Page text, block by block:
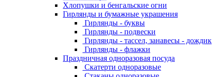
Хлопушки и бенгальские огни
Гирлянды и бумажные украшения
Гирлянды - буквы
Гирлянды - подвески
Гирлянды - тассел, занавесы - дождик
Гирлянды - флажки
Праздничная одноразовая посуда
Скатерти одноразовые